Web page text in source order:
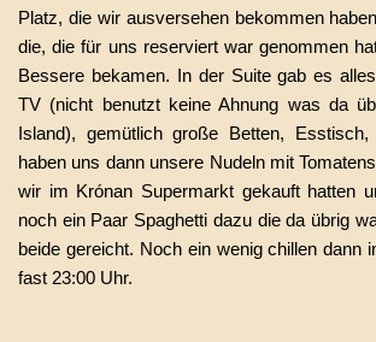
Platz, die wir ausversehen bekommen
die, die für uns reserviert war genommen
Bessere bekamen. In der Suite gab es
TV (nicht benutzt keine Ahnung was da
Island), gemütlich große Betten,
haben uns dann unsere Nudeln mit
wir im Krónan Supermarkt gekauft hatten
noch ein Paar Spaghetti dazu die da übrig
beide gereicht. Noch ein wenig chillen dann
fast 23:00 Uhr.